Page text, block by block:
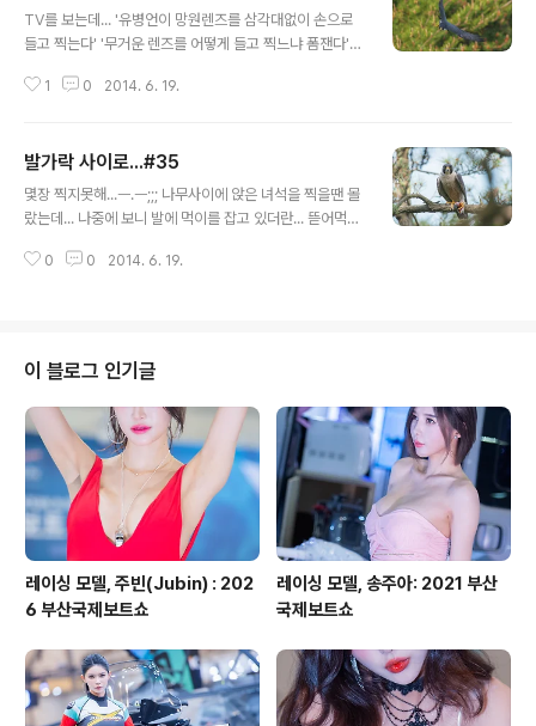
꾸벅...^^* Copyright 2014. toodur2 All pictures c
annot be copied without permission. Copyright
hout permission.
TV를 보는데... '유병언이 망원렌즈를 삼각대없이 손으로
들고 찍는다' '무거운 렌즈를 어떻게 들고 찍느냐 폼잰다'
문에 들고 찍는 사람들 다 폼재는 사람으로 보일듯...ㄷㄷㄷ
는... '니가 유병언이냐?' 하면서 고개를 꺄우뚱하더군요...^
^;;;; 덕분에 가까운 거리를 주더란...ㅎㅎㅎㅎㅎㅎㅎㅎㅎ 담
엔 머리까지 하얗게 염색하고 찍을까? 그럼 더 가까이 올
2014. toodur2 All pictures cannot be copied wit
1 0 2014. 6. 19.
발가락 사이로...#35
몇장 찍지못해...ㅡ.ㅡ;;; 나무사이에 앉은 녀석을 찍을땐 몰
랐는데... 나중에 보니 발에 먹이를 잡고 있더란... 뜯어먹고
2 All pictures cannot be copied without permiss
0 0 2014. 6. 19.
이 블로그 인기글
레이싱 모델, 주빈(Jubin) : 202
6 부산국제보트쇼
레이싱 모델, 송주아: 2021 부산
국제보트쇼